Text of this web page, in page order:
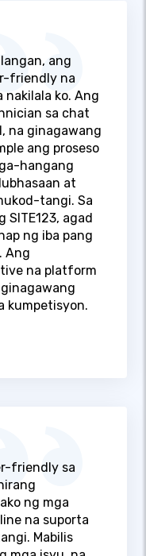
ang
friendly na
ko. Ang
sa chat
na ginagawang
ang proseso
hangang
at
tangi. Sa
agad
ng iba pang
Ang
na platform
kumpetisyon.
friendly sa
ng mga
na suporta
Mabilis